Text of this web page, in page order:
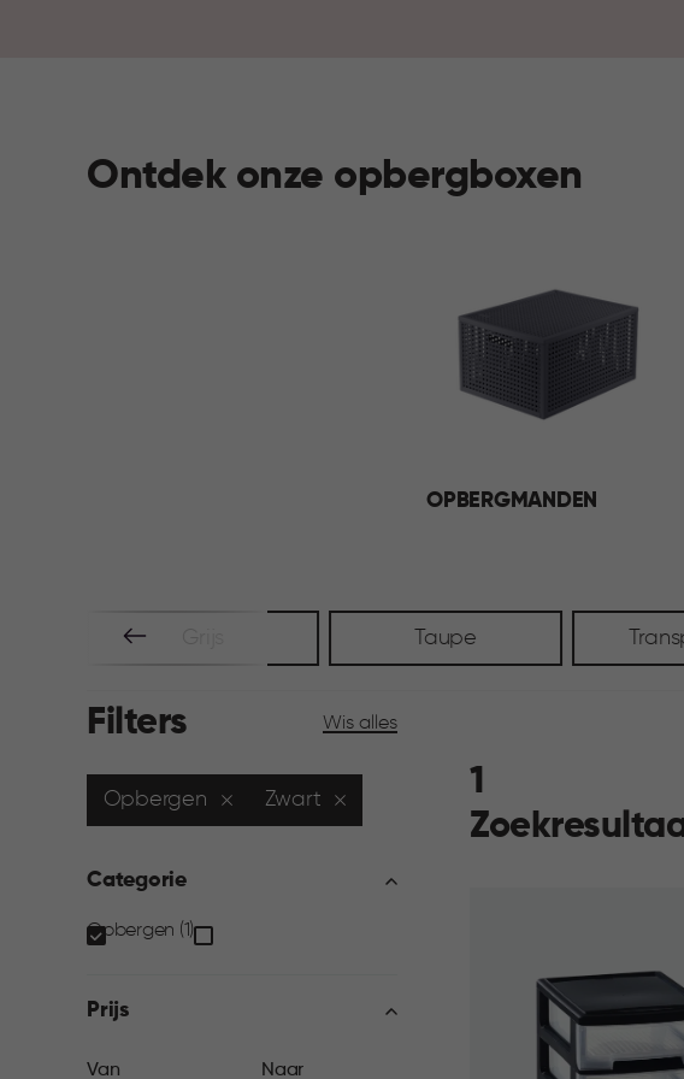
Ontdek onze opbergboxen
OPBERGMANDEN
Taupe
Filters Wis alles
Opbergen Zwart
Categorie
Categorie
filter
Opbergen (1)
Prijs
Van
Naar
1